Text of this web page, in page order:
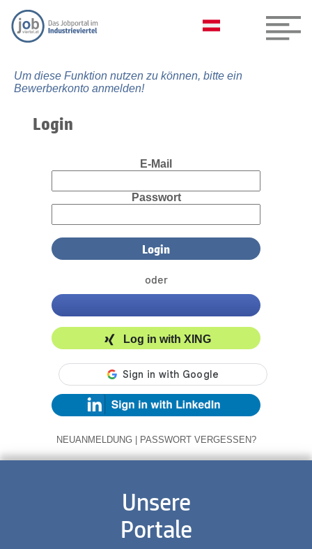
Um diese Funktion nutzen zu können, bitte ein
Bewerberkonto anmelden!
Login
E-Mail
Passwort
oder
Log in with XING
NEUANMELDUNG | PASSWORT VERGESSEN?
Unsere
Portale